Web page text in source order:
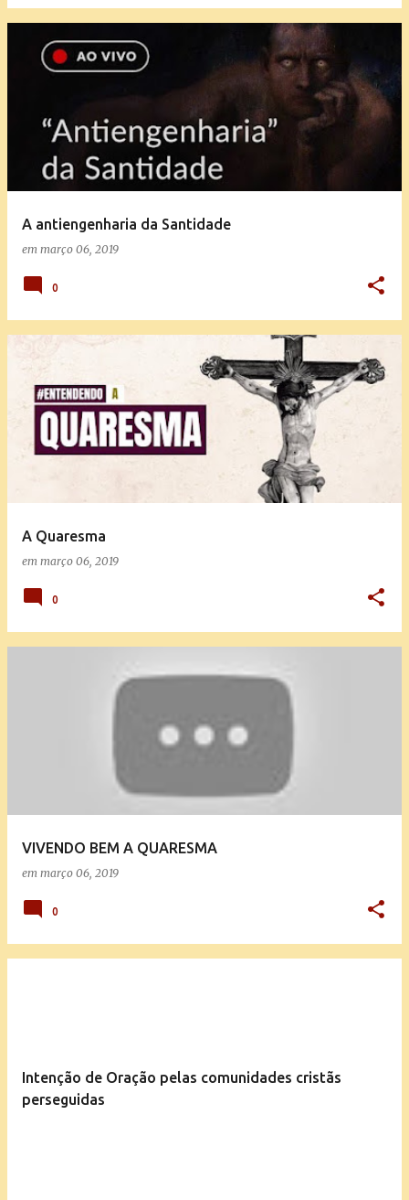
A antiengenharia da Santidade
em março 06, 2019
0
A Quaresma
em março 06, 2019
0
VIVENDO BEM A QUARESMA
em março 06, 2019
0
Intenção de Oração pelas comunidades cristãs
perseguidas